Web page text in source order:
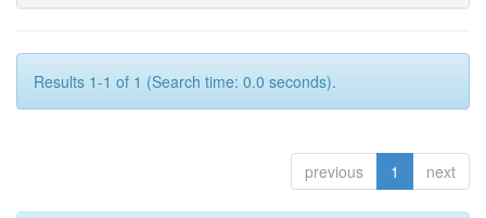
Results 1-1 of 1 (Search time: 0.0 seconds).
previous 1 next